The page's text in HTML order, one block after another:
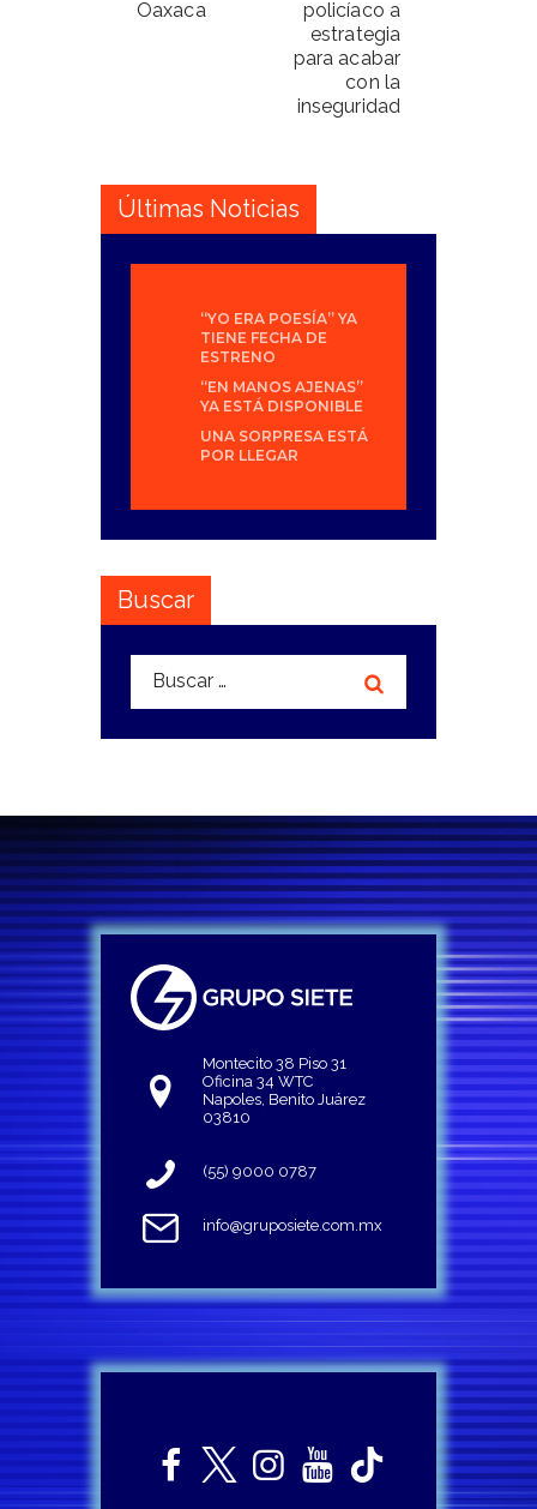
Oaxaca
policíaco a
estrategia
para acabar
con la
inseguridad
Últimas Noticias
“YO ERA POESÍA” YA
TIENE FECHA DE
ESTRENO
“EN MANOS AJENAS”
YA ESTÁ DISPONIBLE
UNA SORPRESA ESTÁ
POR LLEGAR
Buscar
Buscar:
Montecito 38 Piso 31
Oficina 34 WTC
Napoles, Benito Juárez
03810
(55) 9000 0787
info@gruposiete.com.mx